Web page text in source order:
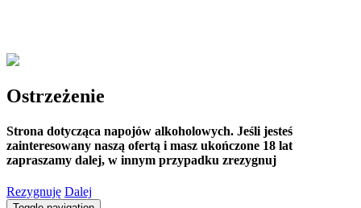
Ostrzeżenie
Strona dotycząca napojów alkoholowych. Jeśli jesteś
zainteresowany naszą ofertą i masz ukończone 18 lat
zapraszamy dalej, w innym przypadku zrezygnuj
Rezygnuję Dalej